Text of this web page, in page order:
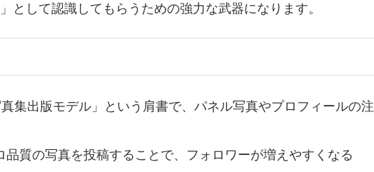
として認識してもらうための強力な武器になります。
真集出版モデル」という肩書で、パネル写真やプロフィールの注
品質の写真を投稿することで、フォロワーが増えやすくなる